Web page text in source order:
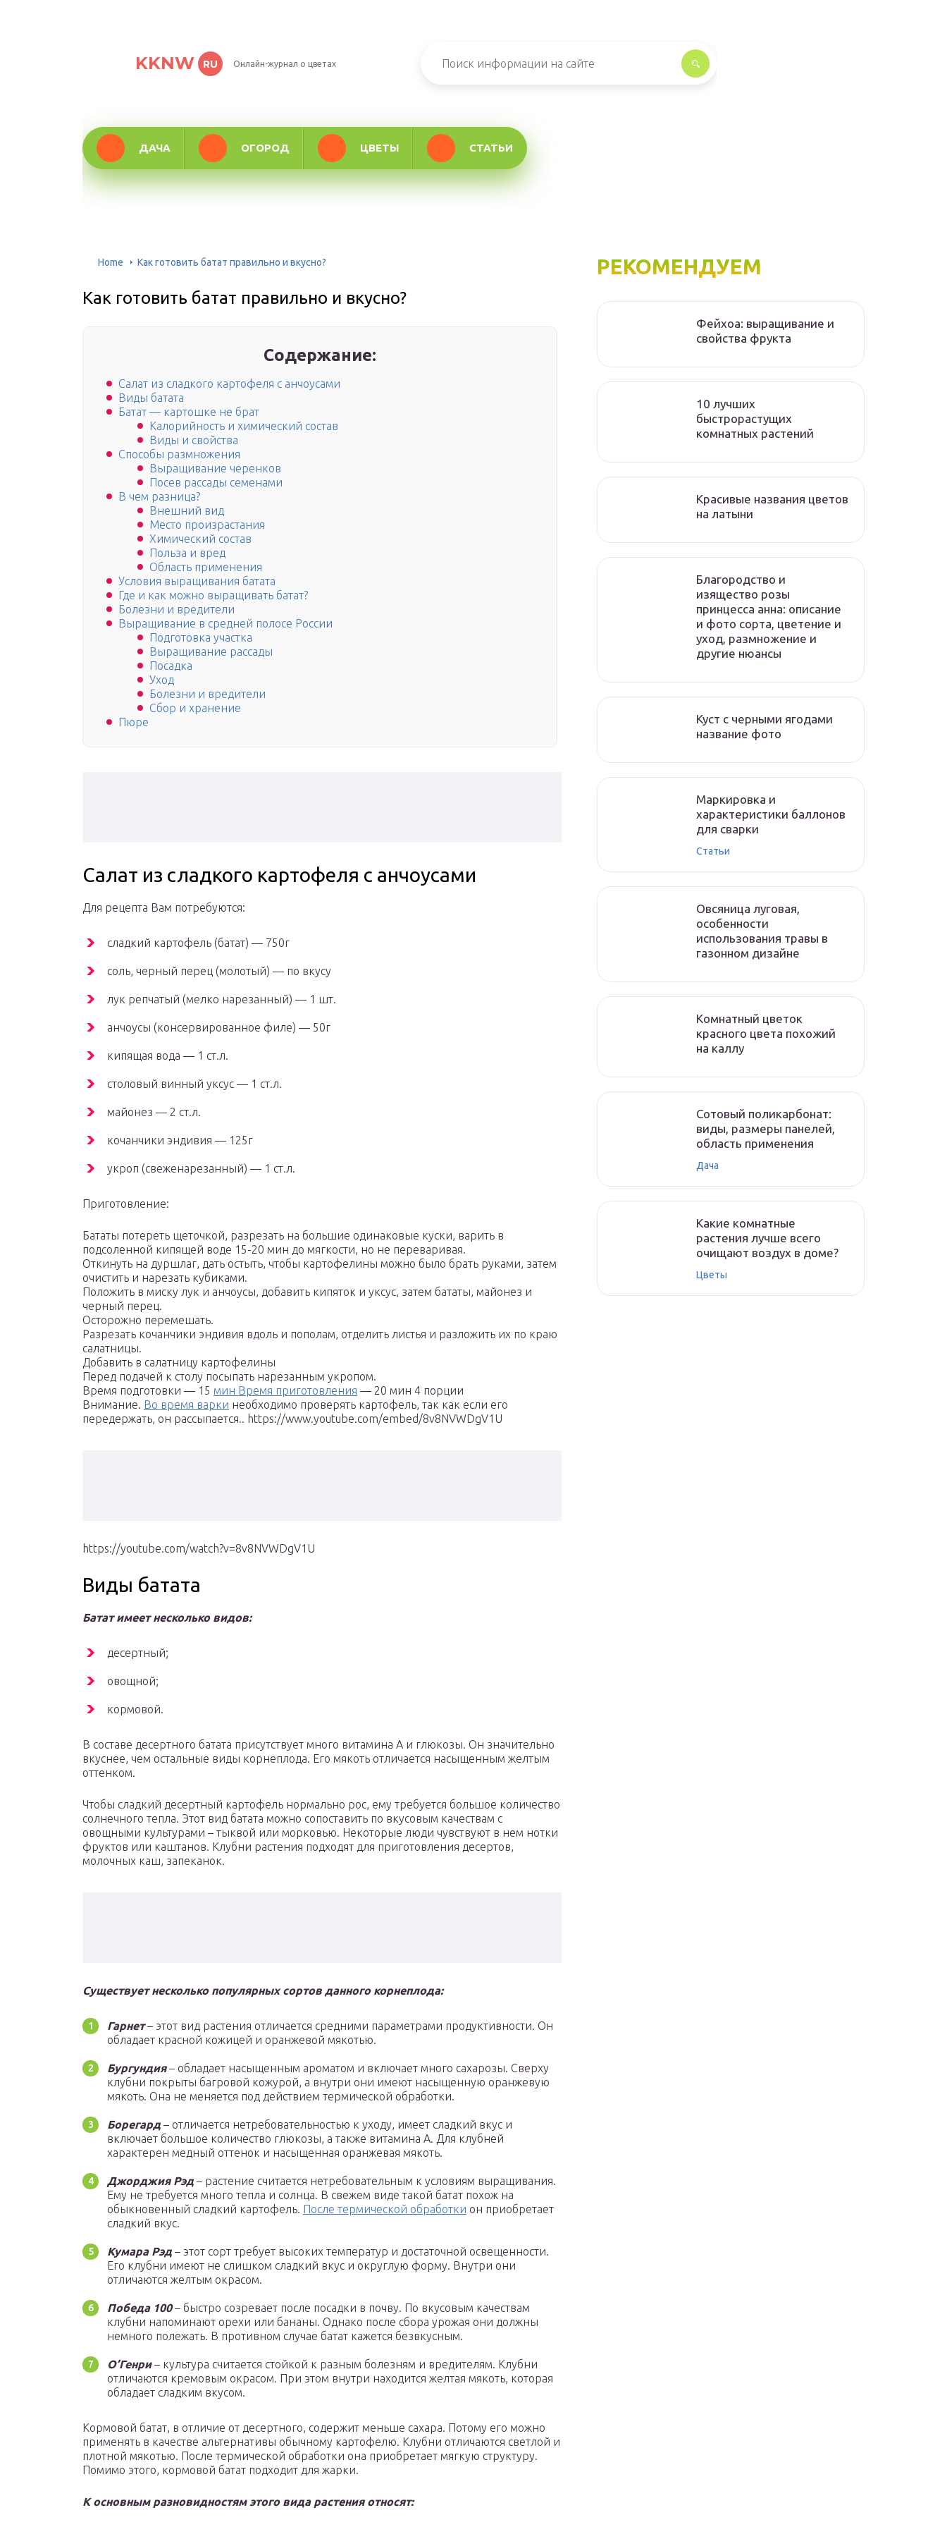
KKNW RU Онлайн-журнал о цветах
ДАЧА ОГОРОД ЦВЕТЫ СТАТЬИ
Home Как готовить батат правильно и вкусно?
Как готовить батат правильно и вкусно?
Содержание:
Салат из сладкого картофеля с анчоусами
Виды батата
Батат — картошке не брат
Калорийность и химический состав
Виды и свойства
Способы размножения
Выращивание черенков
Посев рассады семенами
В чем разница?
Внешний вид
Место произрастания
Химический состав
Польза и вред
Область применения
Условия выращивания батата
Где и как можно выращивать батат?
Болезни и вредители
Выращивание в средней полосе России
Подготовка участка
Выращивание рассады
Посадка
Уход
Болезни и вредители
Сбор и хранение
Пюре
Салат из сладкого картофеля с анчоусами
Для рецепта Вам потребуются:
сладкий картофель (батат) — 750г
соль, черный перец (молотый) — по вкусу
лук репчатый (мелко нарезанный) — 1 шт.
анчоусы (консервированное филе) — 50г
кипящая вода — 1 ст.л.
столовый винный уксус — 1 ст.л.
майонез — 2 ст.л.
кочанчики эндивия — 125г
укроп (свеженарезанный) — 1 ст.л.
Приготовление:
Бататы потереть щеточкой, разрезать на большие одинаковые куски, варить в
подсоленной кипящей воде 15-20 мин до мягкости, но не переваривая.
Откинуть на дуршлаг, дать остыть, чтобы картофелины можно было брать руками, затем
очистить и нарезать кубиками.
Положить в миску лук и анчоусы, добавить кипяток и уксус, затем бататы, майонез и
черный перец.
Осторожно перемешать.
Разрезать кочанчики эндивия вдоль и пополам, отделить листья и разложить их по краю
салатницы.
Добавить в салатницу картофелины
Перед подачей к столу посыпать нарезанным укропом.
Время подготовки — 15 мин Время приготовления — 20 мин 4 порции
Внимание. Во время варки необходимо проверять картофель, так как если его
передержать, он рассыпается.. https://www.youtube.com/embed/8v8NVWDgV1U
https://youtube.com/watch?v=8v8NVWDgV1U
Виды батата
Батат имеет несколько видов:
десертный;
овощной;
кормовой.
В составе десертного батата присутствует много витамина A и глюкозы. Он значительно
вкуснее, чем остальные виды корнеплода. Его мякоть отличается насыщенным желтым
оттенком.
Чтобы сладкий десертный картофель нормально рос, ему требуется большое количество
солнечного тепла. Этот вид батата можно сопоставить по вкусовым качествам с
овощными культурами – тыквой или морковью. Некоторые люди чувствуют в нем нотки
фруктов или каштанов. Клубни растения подходят для приготовления десертов,
молочных каш, запеканок.
Существует несколько популярных сортов данного корнеплода:
Гарнет– этот вид растения отличается средними параметрами продуктивности. Он
обладает красной кожицей и оранжевой мякотью.
Бургундия– обладает насыщенным ароматом и включает много сахарозы. Сверху
клубни покрыты багровой кожурой, а внутри они имеют насыщенную оранжевую
мякоть. Она не меняется под действием термической обработки.
Борегард – отличается нетребовательностью к уходу, имеет сладкий вкус и
включает большое количество глюкозы, а также витамина А. Для клубней
характерен медный оттенок и насыщенная оранжевая мякоть.
Джорджия Рэд – растение считается нетребовательным к условиям выращивания.
Ему не требуется много тепла и солнца. В свежем виде такой батат похож на
обыкновенный сладкий картофель. После термической обработки он приобретает
сладкий вкус.
Кумара Рэд – этот сорт требует высоких температур и достаточной освещенности.
Его клубни имеют не слишком сладкий вкус и округлую форму. Внутри они
отличаются желтым окрасом.
Победа 100– быстро созревает после посадки в почву. По вкусовым качествам
клубни напоминают орехи или бананы. Однако после сбора урожая они должны
немного полежать. В противном случае батат кажется безвкусным.
О’Генри– культура считается стойкой к разным болезням и вредителям. Клубни
отличаются кремовым окрасом. При этом внутри находится желтая мякоть, которая
обладает сладким вкусом.
Кормовой батат, в отличие от десертного, содержит меньше сахара. Потому его можно
применять в качестве альтернативы обычному картофелю. Клубни отличаются светлой и
плотной мякотью. После термической обработки она приобретает мягкую структуру.
Помимо этого, кормовой батат подходит для жарки.
К основным разновидностям этого вида растения относят:
РЕКОМЕНДУЕМ
Фейхоа: выращивание и
свойства фрукта
10 лучших
быстрорастущих
комнатных растений
Красивые названия цветов
на латыни
Благородство и
изящество розы
принцесса анна: описание
и фото сорта, цветение и
уход, размножение и
другие нюансы
Куст с черными ягодами
название фото
Маркировка и
характеристики баллонов
для сварки
Статьи
Овсяница луговая,
особенности
использования травы в
газонном дизайне
Комнатный цветок
красного цвета похожий
на каллу
Сотовый поликарбонат:
виды, размеры панелей,
область применения
Дача
Какие комнатные
растения лучше всего
очищают воздух в доме?
Цветы